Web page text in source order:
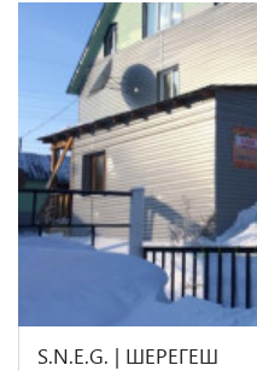
S.N.E.G. | ШЕРЕГЕШ